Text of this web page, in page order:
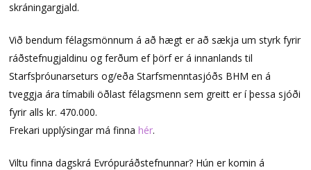
skráningargjald.
Við bendum félagsmönnum á að hægt er að sækja um styrk fyrir
ráðstefnugjaldinu og ferðum ef þörf er á innanlands til
Starfsþróunarseturs og/eða Starfsmenntasjóðs BHM en á
tveggja ára tímabili öðlast félagsmenn sem greitt er í þessa sjóði
fyrir alls kr. 470.000.
Frekari upplýsingar má finnahér.
Viltu finna dagskrá Evrópuráðstefnunnar? Hún er komin á